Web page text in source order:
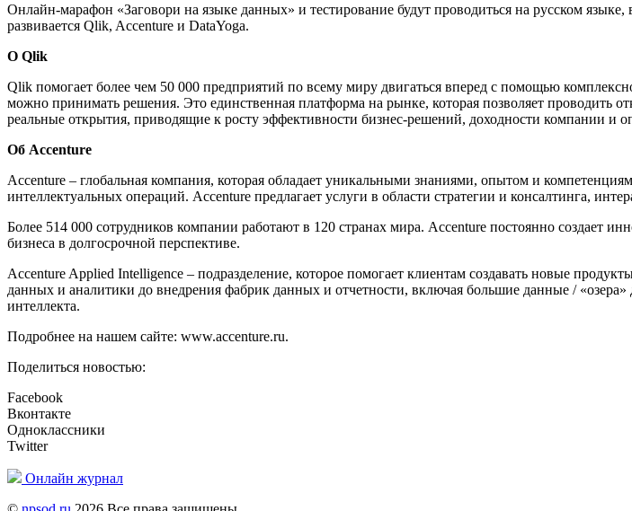
Онлайн-марафон «Заговори на языке данных» и тестирование будут проводиться на русском
развивается Qlik, Accenture и DataYoga.
О Qlik
Qlik помогает более чем 50 000 предприятий по всему миру двигаться вперед с помощью
можно принимать решения. Это единственная платформа на рынке, которая позволяет проводить
реальные открытия, приводящие к росту эффективности бизнес-решений, доходности компании и
Об Accenture
Accenture – глобальная компания, которая обладает уникальными знаниями, опытом и
интеллектуальных операций. Accenture предлагает услуги в области стратегии и консалтинга,
Более 514 000 сотрудников компании работают в 120 странах мира. Accenture постоянно создает
бизнеса в долгосрочной перспективе.
Accenture Applied Intelligence – подразделение, которое помогает клиентам создавать новые
данных и аналитики до внедрения фабрик данных и отчетности, включая большие данные /
интеллекта.
Подробнее на нашем сайте: www.accenture.ru.
Поделиться новостью:
Facebook
Вконтакте
Одноклассники
Twitter
Онлайн журнал